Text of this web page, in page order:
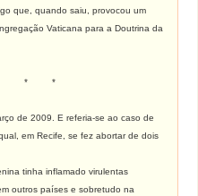
que, quando saiu, provocou um
Vaticana para a Doutrina da
*
de 2009. E referia-se ao caso de
em Recife, se fez abortar de dois
tinha inflamado virulentas
outros países e sobretudo na